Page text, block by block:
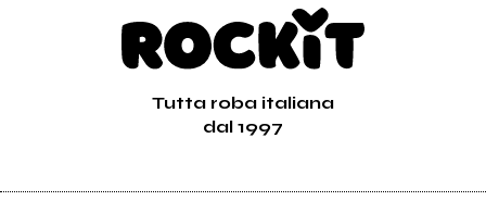
Tutta roba italiana
dal 1997